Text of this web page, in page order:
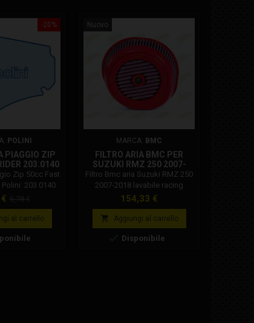
-20%
POLINI
PIAGGIO ZIP
203.0140
Zip 50cc Fast
203.0140
base
al carrello
Nuovo
MARCA: BMC
FILTRO ARIA BMC PER
SUZUKI RMZ 250 2007-
2018 LAVABILE RACING
SPORTIVO FM997/08
Filtro Bmc aria Suzuki RMZ 250
2007-2018 lavabile racing
sportivo. Codice Bmc:
FM997/08. I filtri aria BMC sono
costituiti da un tessuto
multistrato di cotone imbevuto
d'olio a bassa viscosità,
Prezzo
154,33 €
 Aggiungi al carrello
 Disponibile